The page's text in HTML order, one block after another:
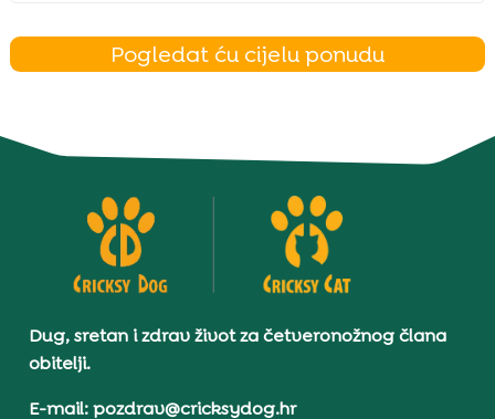
Pogledat ću cijelu ponudu
Dug, sretan i zdrav život za četveronožnog člana
obitelji.
E-mail: pozdrav@cricksydog.hr